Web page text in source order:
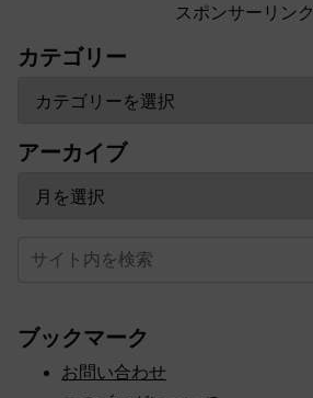
スポンサーリンク
カテゴリー
アーカイブ
ブックマーク
お問い合わせ